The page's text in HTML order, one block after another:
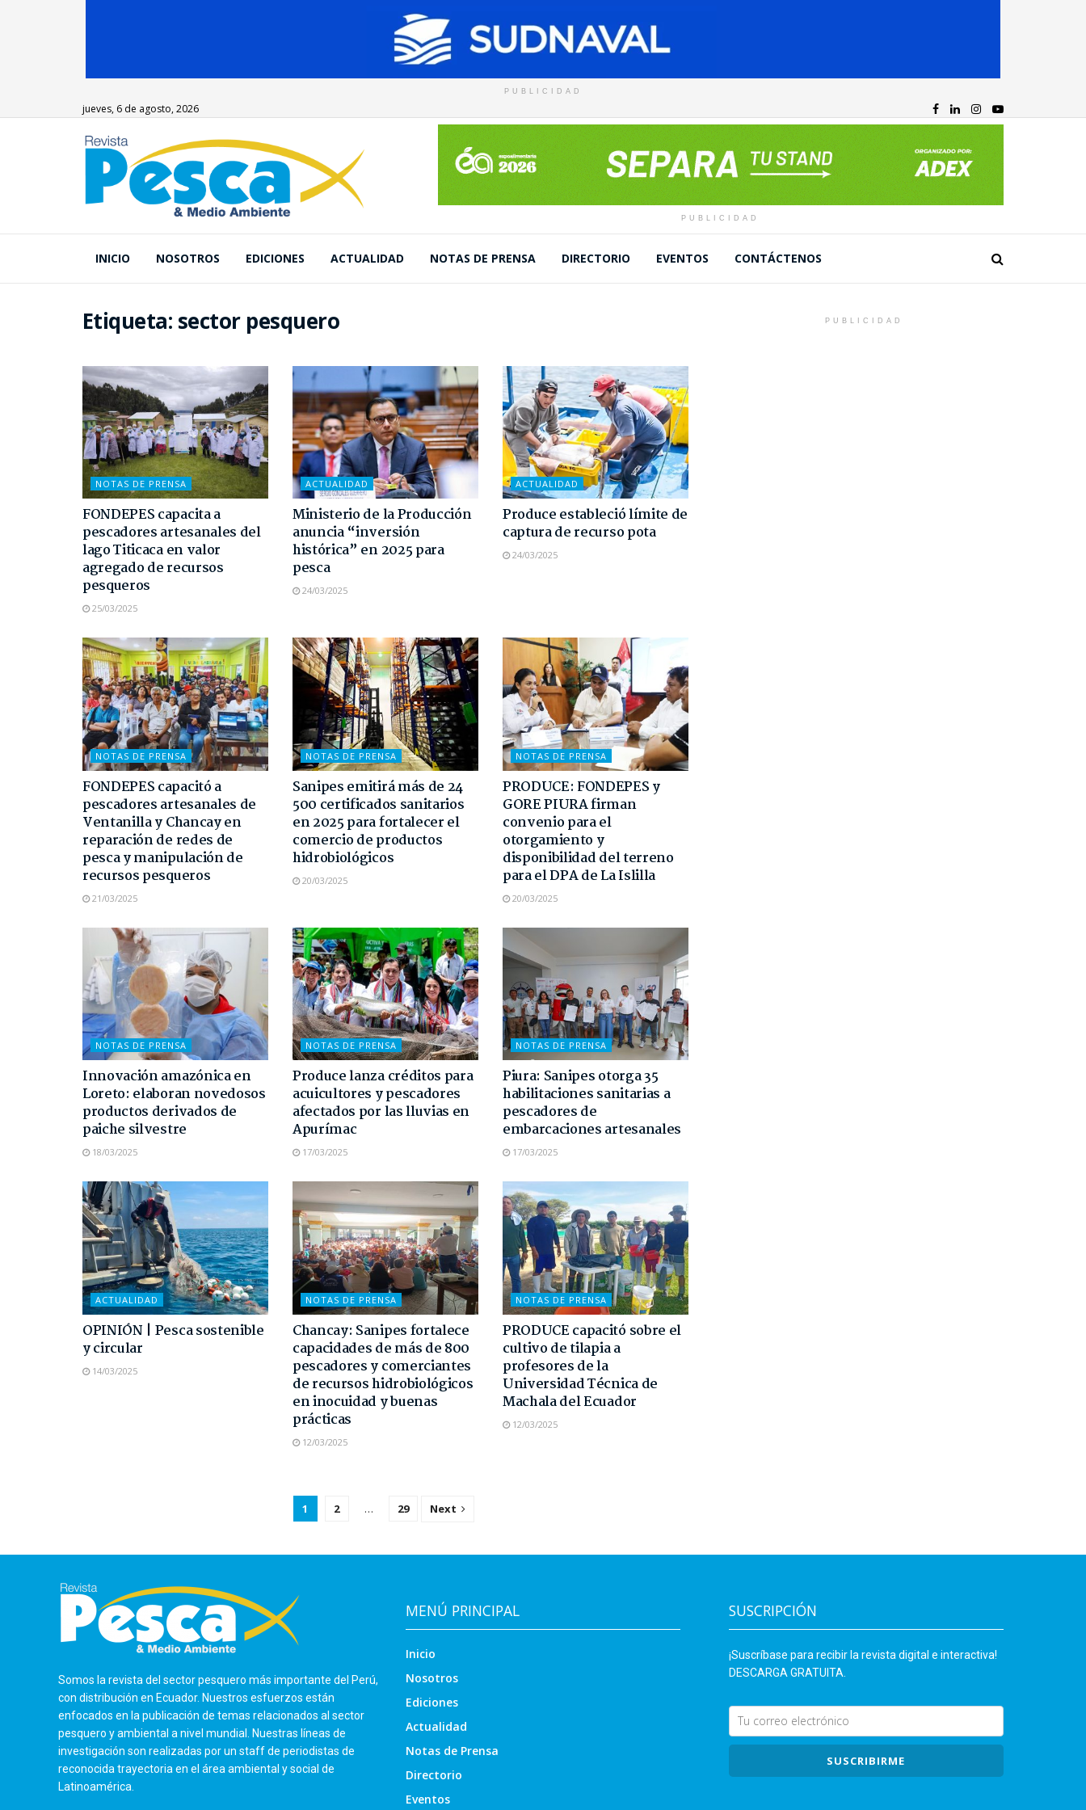
PUBLICIDAD
jueves, 6 de agosto, 2026
PUBLICIDAD
INICIO NOSOTROS EDICIONES ACTUALIDAD NOTAS DE PRENSA DIRECTORIO EVENTOS CONTÁCTENOS
Etiqueta: sector pesquero
NOTAS DE PRENSA
FONDEPES capacita a
pescadores artesanales del
lago Titicaca en valor
agregado de recursos
pesqueros
25/03/2025
ACTUALIDAD
Ministerio de la Producción
anuncia “inversión
histórica” en 2025 para
pesca
24/03/2025
ACTUALIDAD
Produce estableció límite de
captura de recurso pota
24/03/2025
NOTAS DE PRENSA
FONDEPES capacitó a
pescadores artesanales de
Ventanilla y Chancay en
reparación de redes de
pesca y manipulación de
recursos pesqueros
21/03/2025
NOTAS DE PRENSA
Sanipes emitirá más de 24
500 certificados sanitarios
en 2025 para fortalecer el
comercio de productos
hidrobiológicos
20/03/2025
NOTAS DE PRENSA
PRODUCE: FONDEPES y
GORE PIURA firman
convenio para el
otorgamiento y
disponibilidad del terreno
para el DPA de La Islilla
20/03/2025
NOTAS DE PRENSA
Innovación amazónica en
Loreto: elaboran novedosos
productos derivados de
paiche silvestre
18/03/2025
NOTAS DE PRENSA
Produce lanza créditos para
acuicultores y pescadores
afectados por las lluvias en
Apurímac
17/03/2025
NOTAS DE PRENSA
Piura: Sanipes otorga 35
habilitaciones sanitarias a
pescadores de
embarcaciones artesanales
17/03/2025
ACTUALIDAD
OPINIÓN | Pesca sostenible
y circular
14/03/2025
NOTAS DE PRENSA
Chancay: Sanipes fortalece
capacidades de más de 800
pescadores y comerciantes
de recursos hidrobiológicos
en inocuidad y buenas
prácticas
12/03/2025
NOTAS DE PRENSA
PRODUCE capacitó sobre el
cultivo de tilapia a
profesores de la
Universidad Técnica de
Machala del Ecuador
12/03/2025
1 2 … 29 Next
PUBLICIDAD
Somos la revista del sector pesquero más importante del Perú,
con distribución en Ecuador. Nuestros esfuerzos están
enfocados en la publicación de temas relacionados al sector
pesquero y ambiental a nivel mundial. Nuestras líneas de
investigación son realizadas por un staff de periodistas de
reconocida trayectoria en el área ambiental y social de
Latinoamérica.
MENÚ PRINCIPAL
Inicio
Nosotros
Ediciones
Actualidad
Notas de Prensa
Directorio
Eventos
SUSCRIPCIÓN
¡Suscríbase para recibir la revista digital e interactiva!
DESCARGA GRATUITA.
SUSCRIBIRME